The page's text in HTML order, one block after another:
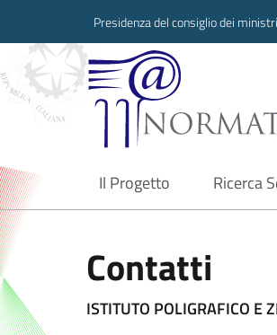
Presidenza del consiglio dei ministri
Il Progetto
current Ricerca
Contatti
ISTITUTO POLIGRAFICO E